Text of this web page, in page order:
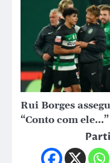
Rui Borges
“Conto com ele…”